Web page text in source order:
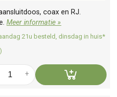
coax en RJ.
Meer informatie »
21u besteld, dinsdag in huis*
+